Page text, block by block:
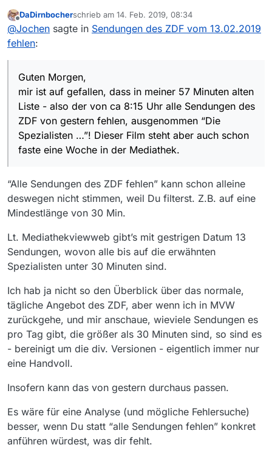
Liste - also der von ca 8:15 Uhr alle Sendungen des
ZDF von gestern fehlen, ausgenommen “Die
Bitte, dies ist ein Hinweis und Gemeckere!!
Offline
DaDirnbocherschrieb am 14. Feb. 2019, 08:34
zuletzt editiert von
@Jochen sagte in Sendungen des ZDF vom 13.02.2019
fehlen:
Guten Morgen,
mir ist auf gefallen, dass in meiner 57 Minuten alten
Liste - also der von ca 8:15 Uhr alle Sendungen des
ZDF von gestern fehlen, ausgenommen “Die
Spezialisten …”! Dieser Film steht aber auch schon
faste eine Woche in der Mediathek.
“Alle Sendungen des ZDF fehlen” kann schon alleine
deswegen nicht stimmen, weil Du filterst. Z.B. auf eine
Mindestlänge von 30 Min.
Lt. Mediathekviewweb gibt’s mit gestrigen Datum 13
Sendungen, wovon alle bis auf die erwähnten
Spezialisten unter 30 Minuten sind.
Ich hab ja nicht so den Überblick über das normale,
tägliche Angebot des ZDF, aber wenn ich in MVW
zurückgehe, und mir anschaue, wieviele Sendungen es
pro Tag gibt, die größer als 30 Minuten sind, so sind es
- bereinigt um die div. Versionen - eigentlich immer nur
eine Handvoll.
Insofern kann das von gestern durchaus passen.
Es wäre für eine Analyse (und mögliche Fehlersuche)
besser, wenn Du statt “alle Sendungen fehlen” konkret
anführen würdest, was dir fehlt.